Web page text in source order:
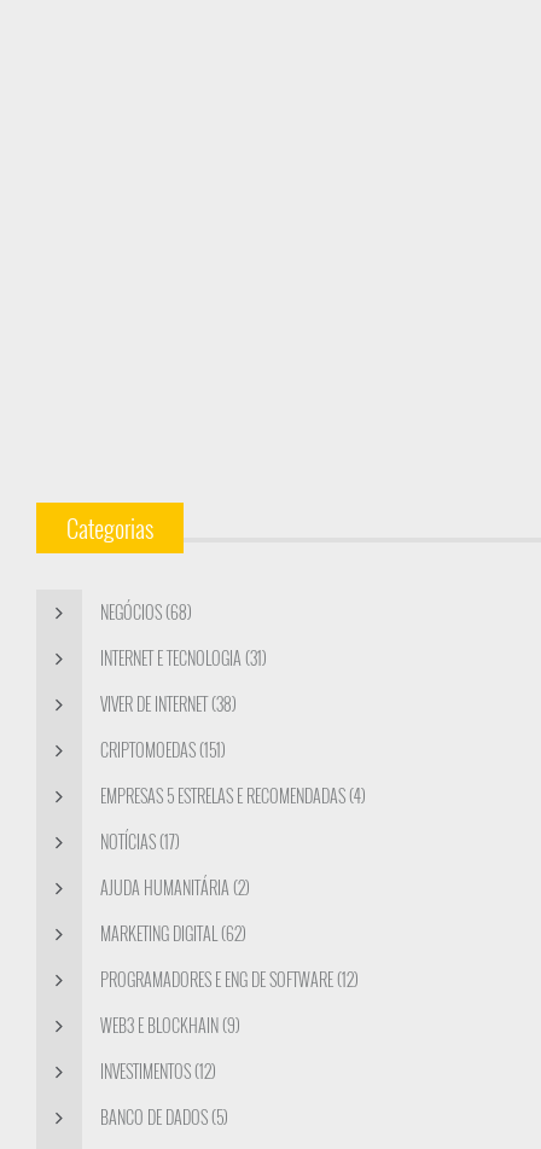
Categorias
NEGÓCIOS (68)
INTERNET E TECNOLOGIA (31)
VIVER DE INTERNET (38)
CRIPTOMOEDAS (151)
EMPRESAS 5 ESTRELAS E RECOMENDADAS (4)
NOTÍCIAS (17)
AJUDA HUMANITÁRIA (2)
MARKETING DIGITAL (62)
PROGRAMADORES E ENG DE SOFTWARE (12)
WEB3 E BLOCKHAIN (9)
INVESTIMENTOS (12)
BANCO DE DADOS (5)